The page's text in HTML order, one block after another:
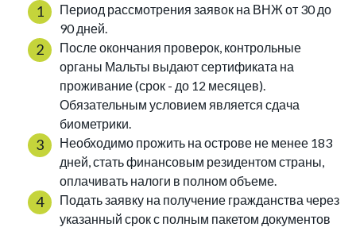
Период рассмотрения заявок на ВНЖ от 30 до
90 дней.
После окончания проверок, контрольные
органы Мальты выдают сертификата на
проживание (срок - до 12 месяцев).
Обязательным условием является сдача
биометрики.
Необходимо прожить на острове не менее 183
дней, стать финансовым резидентом страны,
оплачивать налоги в полном объеме.
Подать заявку на получение гражданства через
указанный срок с полным пакетом документов